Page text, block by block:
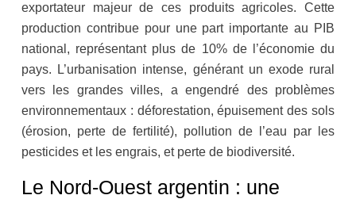
exportateur majeur de ces produits agricoles. Cette
production contribue pour une part importante au PIB
national, représentant plus de 10% de l’économie du
pays. L’urbanisation intense, générant un exode rural
vers les grandes villes, a engendré des problèmes
environnementaux : déforestation, épuisement des sols
(érosion, perte de fertilité), pollution de l’eau par les
pesticides et les engrais, et perte de biodiversité.
Le Nord-Ouest argentin : une